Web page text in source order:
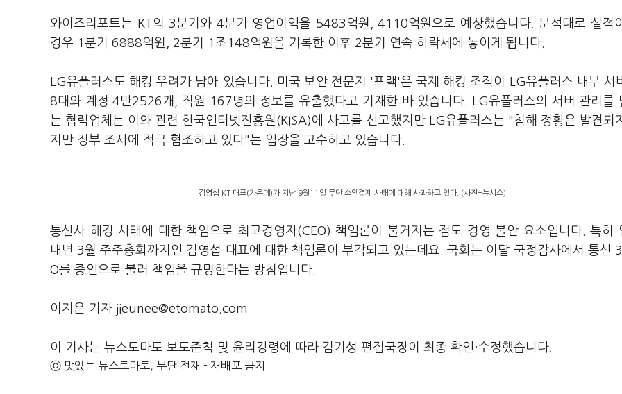
와이즈리포트는 KT의 3분기와 4분기 영업이익을 5483억원, 4110억원으로 예상했습니다. 분석대로 실적
경우 1분기 6888억원, 2분기 1조148억원을 기록한 이후 2분기 연속 하락세에 놓이게 됩니다.
LG유플러스도 해킹 우려가 남아 있습니다. 미국 보안 전문지 '프랙'은 국제 해킹 조직이 LG유플러스 내부 서
8대와 계정 4만2526개, 직원 167명의 정보를 유출했다고 기재한 바 있습니다. LG유플러스의 서버 관리를
는 협력업체는 이와 관련 한국인터넷진흥원(KISA)에 사고를 신고했지만 LG유플러스는 "침해 정황은 발견되
지만 정부 조사에 적극 협조하고 있다"는 입장을 고수하고 있습니다.
김영섭 KT 대표(가운데)가 지난 9월11일 무단 소액결제 사태에 대해 사과하고 있다. (사진=뉴시스)
통신사 해킹 사태에 대한 책임으로 최고경영자(CEO) 책임론이 불거지는 점도 경영 불안 요소입니다. 특히
내년 3월 주주총회까지인 김영섭 대표에 대한 책임론이 부각되고 있는데요. 국회는 이달 국정감사에서 통신
O를 증인으로 불러 책임을 규명한다는 방침입니다.
이지은 기자 jieunee@etomato.com
이 기사는 뉴스토마토 보도준칙 및 윤리강령에 따라 김기성 편집국장이 최종 확인·수정했습니다.
ⓒ 맛있는 뉴스토마토, 무단 전재 - 재배포 금지